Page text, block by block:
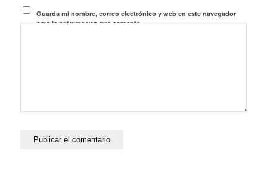
Guarda mi nombre, correo electrónico y web en este navegador
para la próxima vez que comente.